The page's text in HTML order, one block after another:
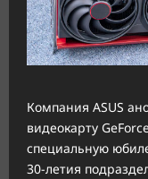
Компания ASUS
видеокарту
специальную
30-летия